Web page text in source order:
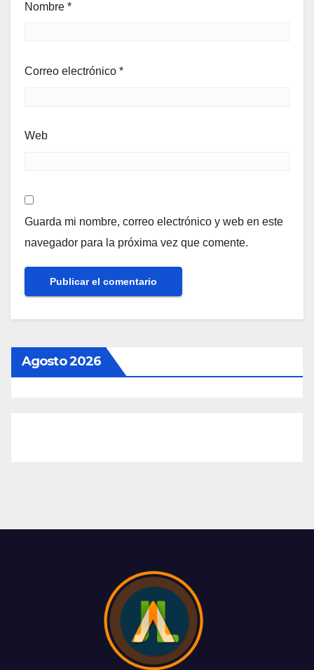
Nombre *
Correo electrónico *
Web
Guarda mi nombre, correo electrónico y web en este
navegador para la próxima vez que comente.
Agosto 2026